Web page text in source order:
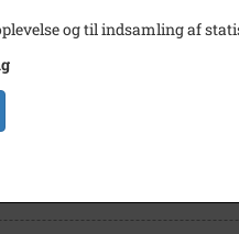
og til indsamling af